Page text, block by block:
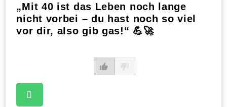
„Mit 40 ist das Leben noch lange
nicht vorbei – du hast noch so viel
vor dir, also gib gas!“ 💪🚀